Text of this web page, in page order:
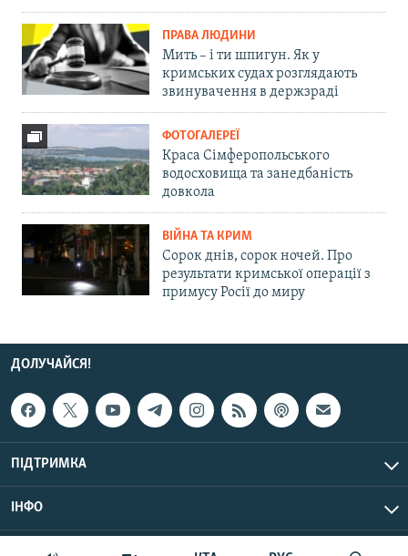
ПРАВА ЛЮДИНИ
Мить – і ти шпигун. Як у
кримських судах розглядають
звинувачення в держзраді
ФОТОГАЛЕРЕЇ
Краса Сімферопольського
водосховища та занедбаність
довкола
ВІЙНА ТА КРИМ
Сорок днів, сорок ночей. Про
результати кримської операції з
примусу Росії до миру
ДОЛУЧАЙСЯ!
ПІДТРИМКА
ІНФО